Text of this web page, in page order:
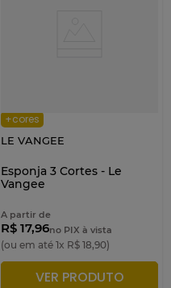
+cores
LE VANGEE
Esponja 3 Cortes - Le
Vangee
A partir de
R$ 17,96no PIX à vista
(ou em até 1x R$ 18,90)
ADICIONAR À SACOLA
VER PRODUTO